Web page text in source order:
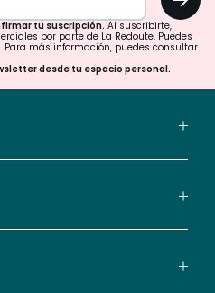
para
confirmar
tu
suscripción.
aceptas
comerciales
personalizadas
tu suscripción. Al suscribirte,
por parte de La Redoute. Puedes
más información, puedes consultar
desde tu espacio personal.